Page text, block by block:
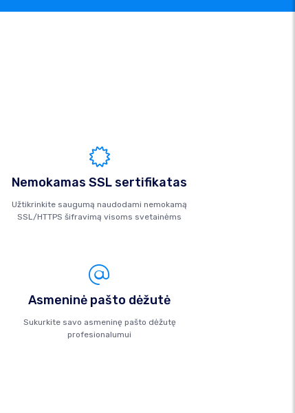
Nemokamas SSL sertifikatas
Užtikrinkite saugumą naudodami nemokamą
SSL/HTTPS šifravimą visoms svetainėms
Asmeninė pašto dėžutė
Sukurkite savo asmeninę pašto dėžutę
profesionalumui